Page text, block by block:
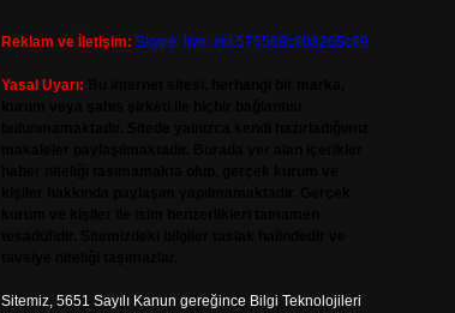
Reklam ve İletişim: Skype: live:.cid.575569c608265c69
Yasal Uyarı:
Sitemiz, 5651 Sayılı Kanun gereğince Bilgi Teknolojileri